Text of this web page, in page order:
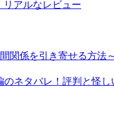
アルなレビュー
間関係を引き寄せる方
のネタバレ！評判と怪し